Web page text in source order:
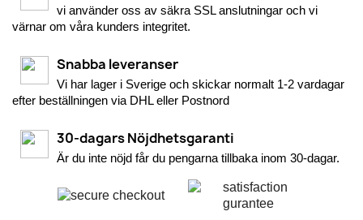
vi använder oss av säkra SSL anslutningar och vi
värnar om våra kunders integritet.
Snabba leveranser
Vi har lager i Sverige och skickar normalt 1-2 vardagar
efter beställningen via DHL eller Postnord
30-dagars Nöjdhetsgaranti
Är du inte nöjd får du pengarna tillbaka inom 30-dagar.